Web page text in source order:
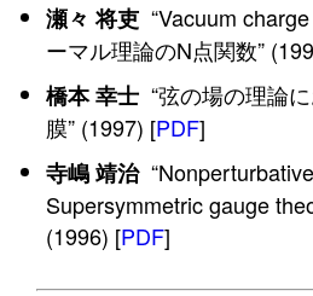
瀬々 将吏“Vacuum
ーマル理論のN点関数”
橋本 幸士“弦の場の理論
膜” (1997) [PDF]
寺嶋 靖治
Supersymmetric gauge
(1996) [PDF]